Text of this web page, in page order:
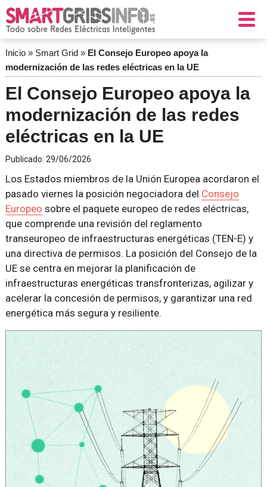
Inicio» Smart Grid» El Consejo Europeo apoya la
modernización de las redes eléctricas en la UE
El Consejo Europeo apoya la
modernización de las redes
eléctricas en la UE
Publicado: 29/06/2026
Los Estados miembros de la Unión Europea acordaron el
pasado viernes la posición negociadora del Consejo
Europeo sobre el paquete europeo de redes eléctricas,
que comprende una revisión del reglamento
transeuropeo de infraestructuras energéticas (TEN-E) y
una directiva de permisos. La posición del Consejo de la
UE se centra en mejorar la planificación de
infraestructuras energéticas transfronterizas, agilizar y
acelerar la concesión de permisos, y garantizar una red
energética más segura y resiliente.